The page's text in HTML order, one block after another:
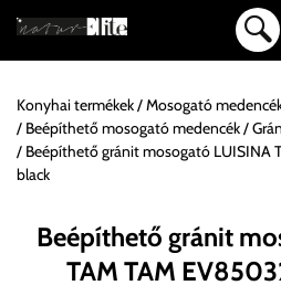
Konyhai termékek
Mosogató
Beépíthető mosogató medencék
Beépíthető gránit mosogató LUISINA
black
Beépíthető gránit
TAM TAM